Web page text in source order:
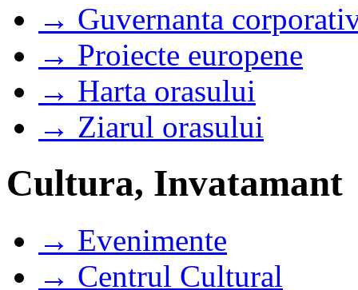
→ Guvernanta
→ Proiecte europene
→ Harta orasului
→ Ziarul orasului
Cultura, Invatamant
→ Evenimente
→ Centrul Cultural